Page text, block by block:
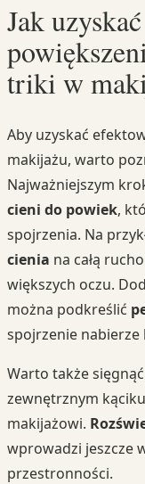
Jak
triki w
Aby uzyskać
makijażu, warto
Najważniejszym
cieni do powiek,
spojrzenia. Na
cienia na całą
większych oczu.
można podkreślić
spojrzenie nabierze
Warto także
zewnętrznym
makijażowi.
wprowadzi jeszcze
przestronności.